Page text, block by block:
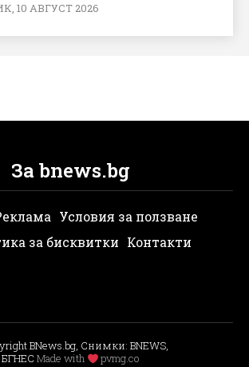
10 АВГУСТ 2026
За bnews.bg
Условия за ползване
за бисквитки Контакти
BNews.bg, Снимки: BNEWS,
БГНЕС Мade with pvmg.co